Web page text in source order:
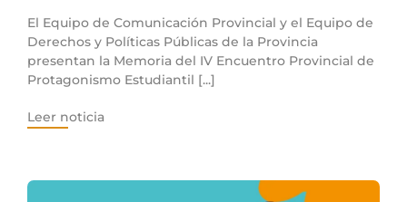
El Equipo de Comunicación Provincial y el Equipo de
Derechos y Políticas Públicas de la Provincia
presentan la Memoria del IV Encuentro Provincial de
Protagonismo Estudiantil [...]
Leer noticia